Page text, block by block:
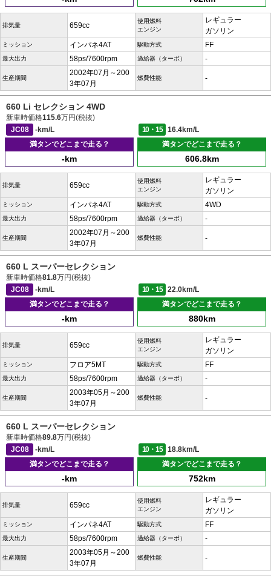
排気量 659cc
使用燃料
エンジン
レギュラー
ガソリン
ミッション インパネ4AT 駆動方式 FF
最大出力 58ps/7600rpm 過給器（ターボ） -
生産期間
2002年07月～200
3年07月
燃費性能 -
660 Li セレクション 4WD
新車時価格115.6万円(税抜)
JC08
-km/L 10・15
16.4km/L
満タンでどこまで走る？
-km
満タンでどこまで走る？
606.8km
排気量 659cc
使用燃料
エンジン
レギュラー
ガソリン
ミッション インパネ4AT 駆動方式 4WD
最大出力 58ps/7600rpm 過給器（ターボ） -
生産期間
2002年07月～200
3年07月
燃費性能 -
660 L スーパーセレクション
新車時価格81.8万円(税抜)
JC08
-km/L 10・15
22.0km/L
満タンでどこまで走る？
-km
満タンでどこまで走る？
880km
排気量 659cc
使用燃料
エンジン
レギュラー
ガソリン
ミッション フロア5MT 駆動方式 FF
最大出力 58ps/7600rpm 過給器（ターボ） -
生産期間
2003年05月～200
3年07月
燃費性能 -
660 L スーパーセレクション
新車時価格89.8万円(税抜)
JC08
-km/L 10・15
18.8km/L
満タンでどこまで走る？
-km
満タンでどこまで走る？
752km
排気量 659cc
使用燃料
エンジン
レギュラー
ガソリン
ミッション インパネ4AT 駆動方式 FF
最大出力 58ps/7600rpm 過給器（ターボ） -
生産期間
2003年05月～200
3年07月
燃費性能 -